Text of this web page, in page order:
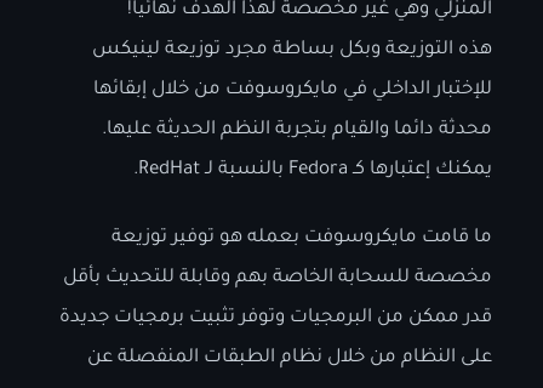
المنزلي وهي غير مخصصة لهذا الهدف نهائيا!
هذه التوزيعة وبكل بساطة مجرد توزيعة لينيكس
للإختبار الداخلي في مايكروسوفت من خلال إبقائها
محدثة دائما والقيام بتجربة النظم الحديثة عليها.
يمكنك إعتبارها كـ Fedora بالنسبة لـ RedHat.
ما قامت مايكروسوفت بعمله هو توفير توزيعة
مخصصة للسحابة الخاصة بهم وقابلة للتحديث بأقل
قدر ممكن من البرمجيات وتوفر تثبيت برمجيات جديدة
على النظام من خلال نظام الطبقات المنفصلة عن